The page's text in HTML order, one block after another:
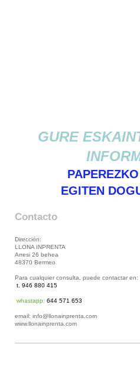
GURE
EGITEN
Contacto
Dirección:
LLONA INPRENTA
Arresi 26 behea
48370 Bermeo
Para cualquier consulta, puede contactar en:
t. 946 880 415
whastapp: 644 571 653
email: info@llonainprenta.com
www.llonainprenta.com